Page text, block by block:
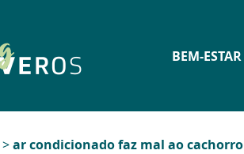
BEM-ESTAR
>ar condicionado faz mal ao cachorro